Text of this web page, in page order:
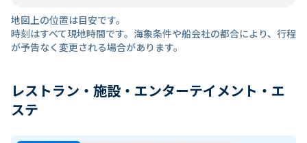
地図上の位置は目安です。
時刻はすべて現地時間です。海象条件や船会社の都合により、行程
が予告なく変更される場合があります。
レストラン・施設・エンターテイメント・エ
ステ